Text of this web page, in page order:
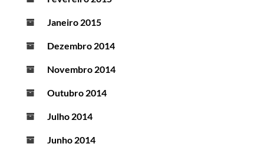
Janeiro 2015
Dezembro 2014
Novembro 2014
Outubro 2014
Julho 2014
Junho 2014